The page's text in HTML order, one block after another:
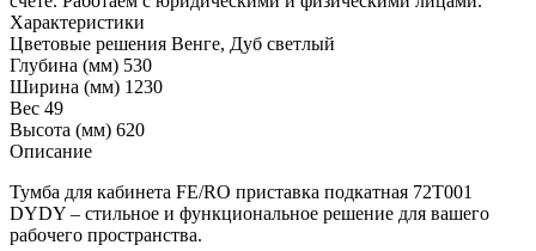
Характеристики
Цветовые решения Венге, Дуб светлый
Глубина (мм) 530
Ширина (мм) 1230
Вес 49
Высота (мм) 620
Описание
Тумба для кабинета FE/RO приставка подкатная 72T001
DYDY – стильное и функциональное решение для вашего
рабочего пространства.